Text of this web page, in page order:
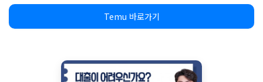
Temu 바로가기